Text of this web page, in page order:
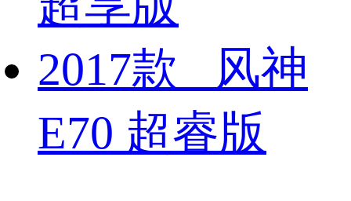
2017款 风神
E70 超睿版